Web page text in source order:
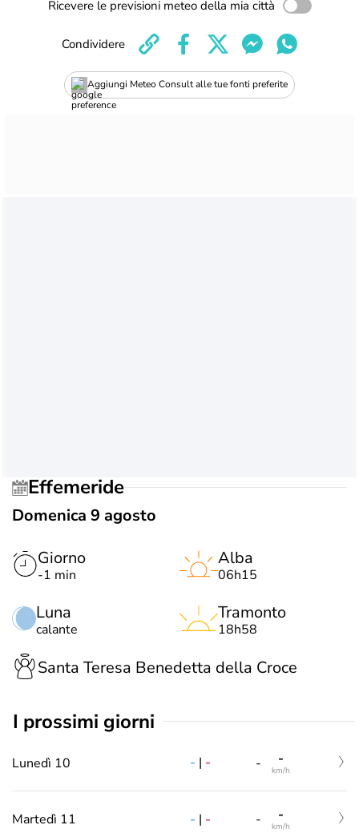
Ricevere le previsioni meteo della mia città
Aggiungi Meteo Consult alle tue fonti preferite
Condividere
Effemeride
Domenica 9 agosto
Giorno
-1 min
Luna
calante
Alba
06h15
Tramonto
18h58
Santa Teresa Benedetta della Croce
i prossimi giorni
Lunedì 10 - | - - -
km/h
Martedì 11 - | - - -
km/h